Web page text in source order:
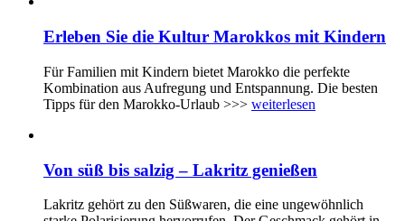
Erleben Sie die Kultur Marokkos mit Kindern
Für Familien mit Kindern bietet Marokko die perfekte
Kombination aus Aufregung und Entspannung. Die besten
Tipps für den Marokko-Urlaub >>> weiterlesen
Von süß bis salzig – Lakritz genießen
Lakritz gehört zu den Süßwaren, die eine ungewöhnlich